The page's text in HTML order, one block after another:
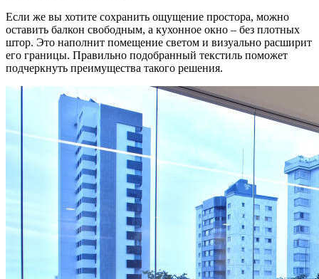
Если же вы хотите сохранить ощущение простора, можно
оставить балкон свободным, а кухонное окно – без плотных
штор. Это наполнит помещение светом и визуально расширит
его границы. Правильно подобранный текстиль поможет
подчеркнуть преимущества такого решения.